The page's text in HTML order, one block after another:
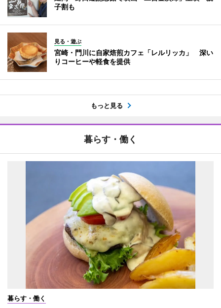
子割も
見る・遊ぶ
宮崎・門川に自家焙煎カフェ「レルリッカ」 深い
りコーヒーや軽食を提供
もっと見る
暮らす・働く
暮らす・働く